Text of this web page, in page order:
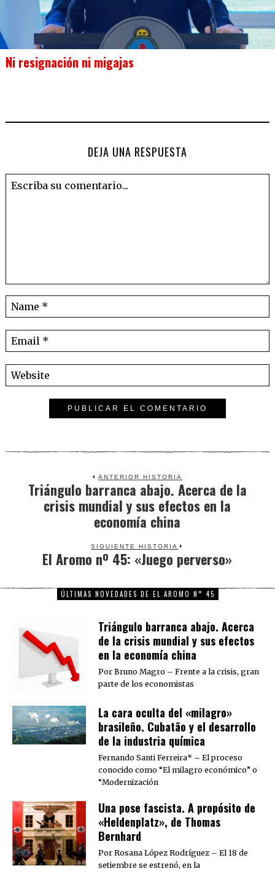
Ni resignación ni migajas
DEJA UNA RESPUESTA
ANTERIOR HISTORIA
Previous
post:
Triángulo barranca abajo. Acerca de la
crisis mundial y sus efectos en la
economía china
SIGUIENTE HISTORIA
Next
El Aromo nº 45: «Juego perverso»
ÚLTIMAS NOVEDADES DE EL AROMO N° 45
Triángulo barranca abajo. Acerca
de la crisis mundial y sus efectos
en la economía china
Por Bruno Magro – Frente a la crisis, gran
parte de los economistas
La cara oculta del «milagro»
brasileño. Cubatão y el desarrollo
de la industria química
Fernando Santi Ferreira* – El proceso
conocido como “El milagro económico” o
“Modernización
Una pose fascista. A propósito de
«Heldenplatz», de Thomas
Bernhard
Por Rosana López Rodríguez – El 18 de
setiembre se estrenó, en la